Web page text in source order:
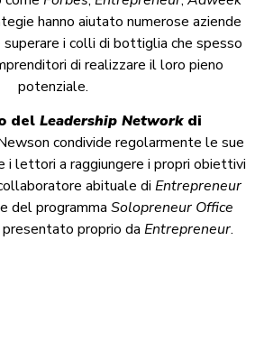
hanno aiutato numerose aziende
i colli di bottiglia che spesso
di realizzare il loro pieno
potenziale.
del Leadership Networkdi
condivide regolarmente le sue
i lettori a raggiungere i propri obiettivi
abituale di Entrepreneur
del programma Solopreneur Office
proprio da Entrepreneur.